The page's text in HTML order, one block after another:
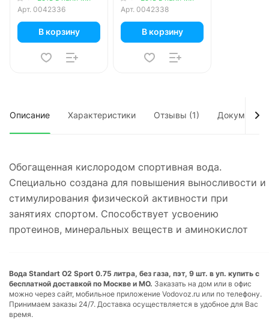
Арт. 0042336
В корзину
Арт. 0042338
В корзину
Описание Характеристики Отзывы (1) Документы
Обогащенная кислородом спортивная вода.
Специально создана для повышения выносливости и
стимулирования физической активности при
занятиях спортом. Способствует усвоению
протеинов, минеральных веществ и аминокислот
Вода Standart О2 Sport 0.75 литра, без газа, пэт, 9 шт. в уп. купить с
бесплатной доставкой по Москве и МО. Заказать на дом или в офис
можно через сайт, мобильное приложение Vodovoz.ru или по телефону.
Принимаем заказы 24/7. Доставка осуществляется в удобное для Вас
время.